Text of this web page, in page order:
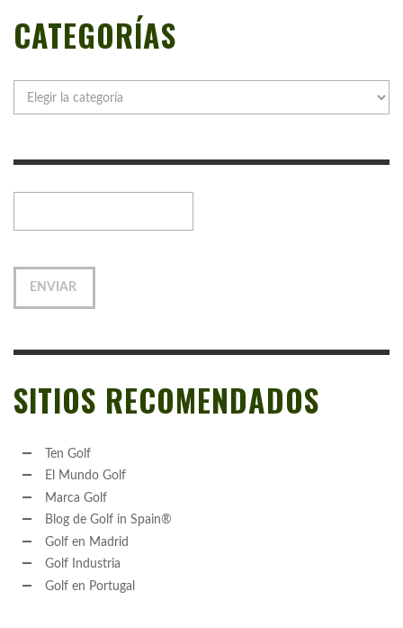
CATEGORÍAS
SITIOS RECOMENDADOS
Ten Golf
El Mundo Golf
Marca Golf
Blog de Golf in Spain®
Golf en Madrid
Golf Industria
Golf en Portugal